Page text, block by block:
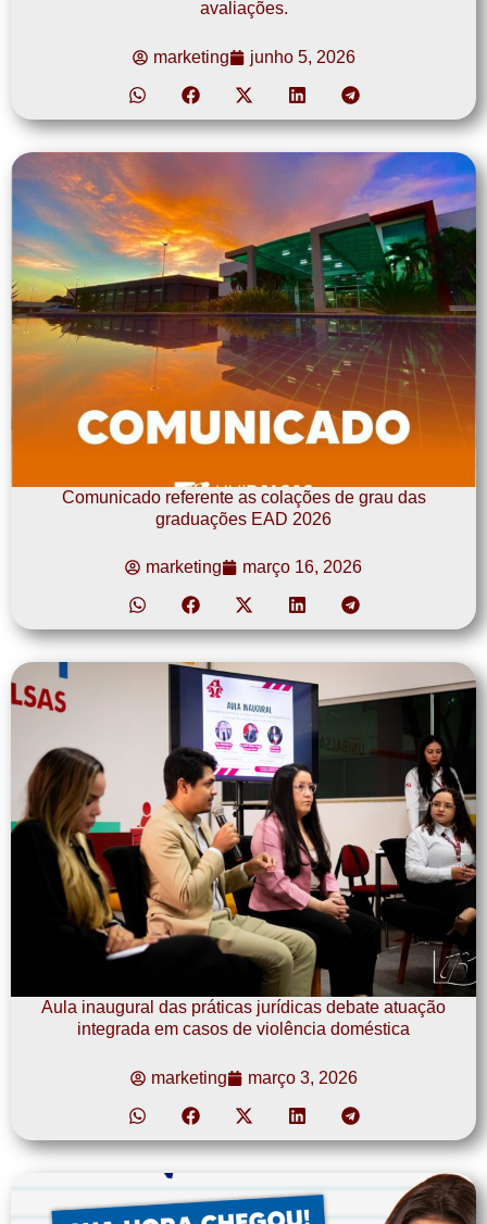
avaliações.
marketing junho 5, 2026
Comunicado referente as colações de grau das
graduações EAD 2026
marketing março 16, 2026
Aula inaugural das práticas jurídicas debate atuação
integrada em casos de violência doméstica
marketing março 3, 2026